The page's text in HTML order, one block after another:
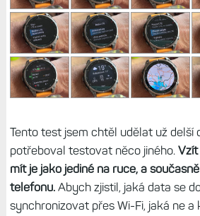
Tento test jsem chtěl udělat už delší
potřeboval testovat něco jiného. Vzít
mít je jako jediné na ruce, a
telefonu.Abych zjistil, jaká data se
synchronizovat přes Wi-Fi, jaká ne